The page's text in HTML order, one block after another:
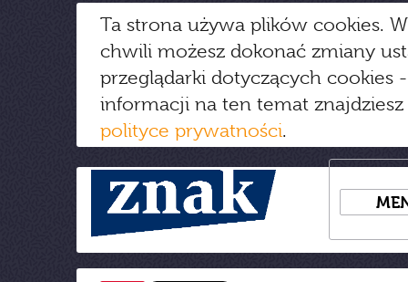
Ta strona używa plików cookies.
chwili możesz dokonać zmiany
przeglądarki dotyczących cookies
informacji na ten temat
polityce prywatności.